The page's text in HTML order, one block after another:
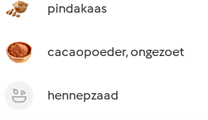
pindakaas
cacaopoeder, ongezoet
hennepzaad